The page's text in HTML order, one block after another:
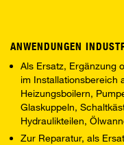
ANWENDUNGEN
Als Ersatz, Ergänzung
im Installationsbereich
Heizungsboilern,
Glaskuppeln,
Hydraulikteilen,
Zur Reparatur, als